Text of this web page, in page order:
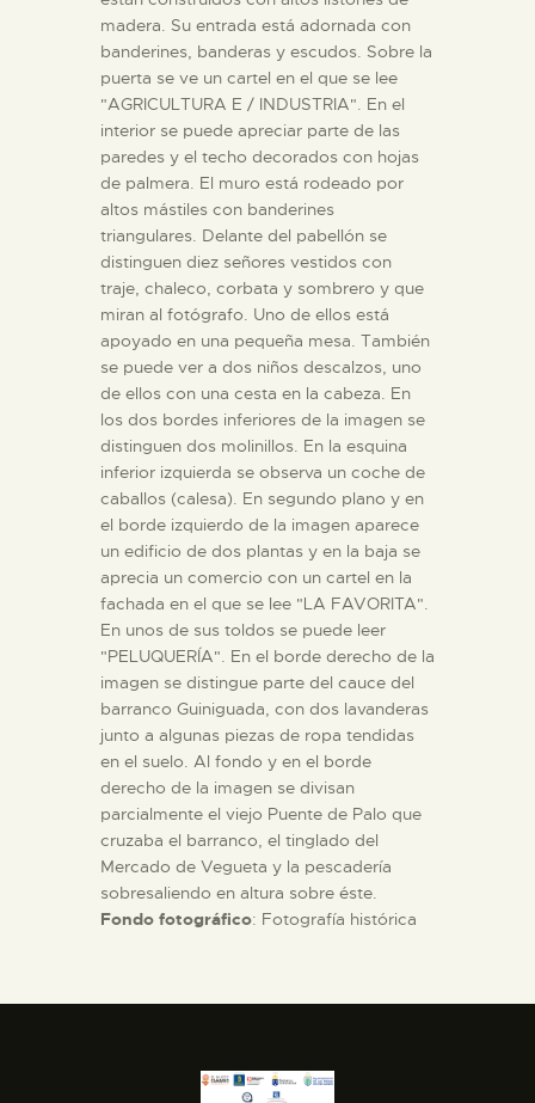
madera. Su entrada está adornada con
banderines, banderas y escudos. Sobre la
puerta se ve un cartel en el que se lee
"AGRICULTURA E / INDUSTRIA". En el
interior se puede apreciar parte de las
paredes y el techo decorados con hojas
de palmera. El muro está rodeado por
altos mástiles con banderines
triangulares. Delante del pabellón se
distinguen diez señores vestidos con
traje, chaleco, corbata y sombrero y que
miran al fotógrafo. Uno de ellos está
apoyado en una pequeña mesa. También
se puede ver a dos niños descalzos, uno
de ellos con una cesta en la cabeza. En
los dos bordes inferiores de la imagen se
distinguen dos molinillos. En la esquina
inferior izquierda se observa un coche de
caballos (calesa). En segundo plano y en
el borde izquierdo de la imagen aparece
un edificio de dos plantas y en la baja se
aprecia un comercio con un cartel en la
fachada en el que se lee "LA FAVORITA".
En unos de sus toldos se puede leer
"PELUQUERÍA". En el borde derecho de la
imagen se distingue parte del cauce del
barranco Guiniguada, con dos lavanderas
junto a algunas piezas de ropa tendidas
en el suelo. Al fondo y en el borde
derecho de la imagen se divisan
parcialmente el viejo Puente de Palo que
cruzaba el barranco, el tinglado del
Mercado de Vegueta y la pescadería
sobresaliendo en altura sobre éste.
Fondo fotográfico: Fotografía histórica